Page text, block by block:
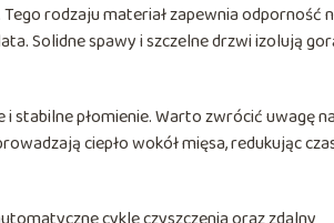
rodzaju materiał zapewnia odporność
Solidne spawy i szczelne drzwi izolują
stabilne płomienie. Warto zwrócić uwagę na
ciepło wokół mięsa, redukując